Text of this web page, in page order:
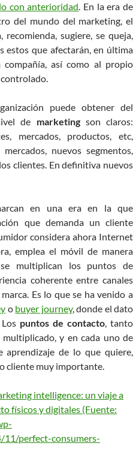
con anterioridad. En la era de
del mundo del marketing, el
sugiere, se queja,
estos que afectarán, en última
así como al propio
controlado.
puede obtener del
de marketingson claros:
mercados, productos, etc,
nuevos segmentos,
clientes. En definitiva nuevos
en una era en la que
que demanda un cliente
considera ahora Internet
emplea el móvil de manera
multiplican los puntos de
coherente entre canales
Es lo que se ha venido a
o buyer journey, donde el dato
puntos de contacto, tanto
y en cada uno de
aprendizaje de lo que quiere,
cliente muy importante.